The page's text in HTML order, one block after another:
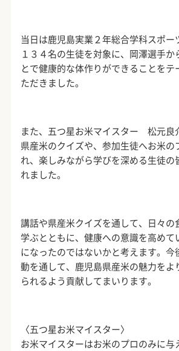
当日は鹿児島実業２年総合学科スポー
１３４名の生徒を対象に、岡澤選手か
とで健康的な体作りができることをテ
ただきました。
また、五つ星お米マイスター 松元良
県産米のクイズや、参加生徒へお米の
れ、楽しみながら学びを深める生徒の
れました。
講話や県産米クイズを通して、日々の
学ぶとともに、健康への意識を高めて
になったのではないかと考えます。今
動を通して、鹿児島県産米の魅力をよ
られるよう貢献してまいります。
〈五つ星お米マイスター〉
お米マイスターはお米のプロのみに与